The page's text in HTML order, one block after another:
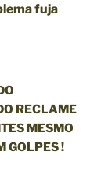
fuja
RECLAME
MESMO
GOLPES !